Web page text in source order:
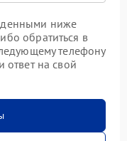
ниже
обратиться в
телефону
ответ на свой